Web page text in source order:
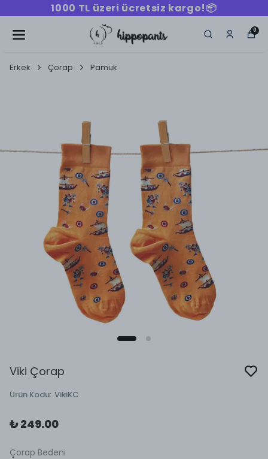
1000 TL üzeri ücretsiz kargo!📦
0
Erkek Çorap Pamuk
Viki Çorap
Ürün Kodu: VikiKC
₺ 249.00
Çorap Bedeni